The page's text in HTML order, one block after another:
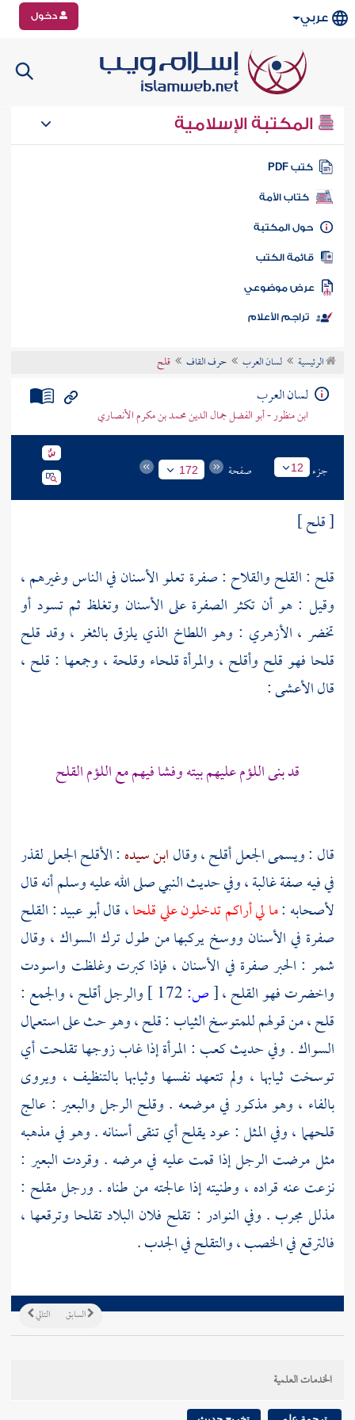
عربي دخول
المكتبة الإسلامية
كتب PDF
كتاب الأمة
المكتبة
الكتب
موضوعي
تراجم الأعلام
الرئيسية لسان العرب حرف القاف قلح
لسان العرب
ابن منظور - أبو الفضل جمال الدين محمد بن مكرم الأنصاري
جزء 12 صفحة 172
[ قلح ]
قلح : القلح والقلاح : صفرة تعلو الأسنان في الناس وغيرهم ،
وقيل : هو أن تكثر الصفرة على الأسنان وتغلظ ثم تسود أو
تخضر ، الأزهري : وهو اللطاخ الذي يلزق بالثغر ، وقد قلح
قلحا فهو قلح وأقلح ، والمرأة قلحاء وقلحة ، وجمعها : قلح ،
قالالأعشى:
قد بنى اللؤم عليهم بيته وفشا فيهم مع اللؤم القلح
قال : ويسمى الجعل أقلح ، وقالابن سيده : الأقلح الجعل لقذر
في فيه صفة غالبة ، وفي حديث النبي صلى الله عليه وسلم أنه قال
لأصحابه :ما لي أراكم تدخلون علي قلحا، قالأبو عبيد: القلح
صفرة في الأسنان ووسخ يركبها من طول ترك السواك ، وقال
شمر : الحبر صفرة في الأسنان ، فإذا كبرت وغلظت واسودت
واخضرت فهو القلح ،[ص:
والرجل أقلح ، والجمع :
قلح ، من قولهم للمتوسخ الثياب : قلح ، وهو حث على استعمال
السواك . وفي حديثكعب : المرأة إذا غاب زوجها تقلحت أي
توسخت ثيابها ، ولم تتعهد نفسها وثيابها بالتنظيف ، ويروى
بالفاء ، وهو مذكور في موضعه . وقلح الرجل والبعير : عالج
قلحهما ، وفي المثل : عود يقلح أي تنقى أسنانه . وهو في مذهبه
مثل مرضت الرجل إذا قمت عليه في مرضه . وقردت البعير :
نزعت عنه قراده ، وطنيته إذا عالجته من طناه . ورجل مقلح :
مذلل مجرب . وفي النوادر : تقلح فلان البلاد تقلحا وترقعها ،
فالترقع في الخصب ، والتقلح في الجدب .
التالي السابق
الخدمات العلمية